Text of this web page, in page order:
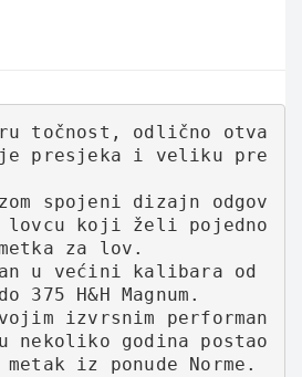
točnost, odlično otva
presjeka i veliku pre
spojeni dizajn odgov
lovcu koji želi pojedno
za lov.
u većini kalibara od
375 H&H Magnum.
izvrsnim performan
nekoliko godina postao
iz ponude Norme.